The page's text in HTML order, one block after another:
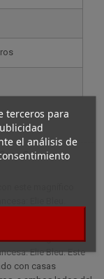
terceros para
el análisis de
Cubana
este magnífico
este magnífico
Elie Bleu. Este
con casas